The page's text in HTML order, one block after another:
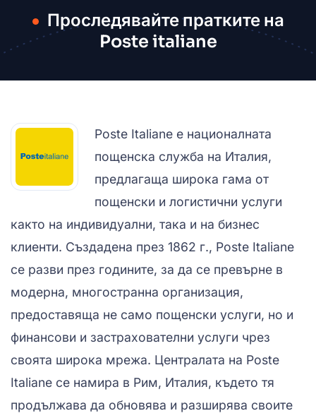
Проследявайте пратките на
Poste italiane
Poste Italiane е националната
пощенска служба на Италия,
предлагаща широка гама от
пощенски и логистични услуги
както на индивидуални, така и на бизнес
клиенти. Създадена през 1862 г., Poste Italiane
се разви през годините, за да се превърне в
модерна, многостранна организация,
предоставяща не само пощенски услуги, но и
финансови и застрахователни услуги чрез
своята широка мрежа. Централата на Poste
Italiane се намира в Рим, Италия, където тя
продължава да обновява и разширява своите